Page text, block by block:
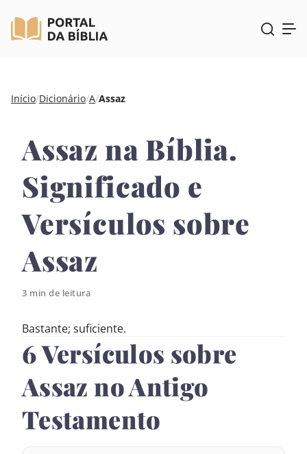
Pular
conteúdo
Início/Dicionário/A/Assaz
Assaz na Bíblia.
Significado e
Versículos sobre
Assaz
3 min de leitura
Bastante; suficiente.
6 Versículos sobre
Assaz no Antigo
Testamento